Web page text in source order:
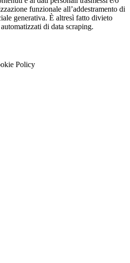
funzionale all’addestramento di
generativa. È altresì fatto divieto
di data scraping.
Policy